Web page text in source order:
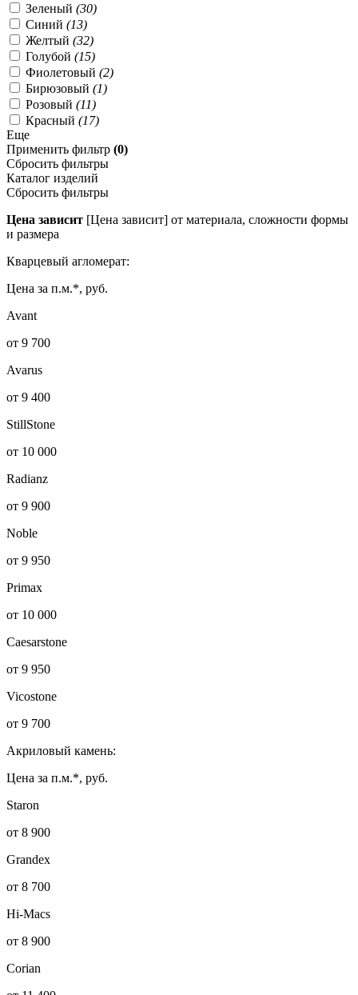
Зеленый (30)
Синий (13)
Желтый (32)
Голубой (15)
Фиолетовый (2)
Бирюзовый (1)
Розовый (11)
Красный (17)
Еще
Применить фильтр (0)
Сбросить фильтры
Каталог изделий
Сбросить фильтры
Цена зависит [Цена зависит] от материала, сложности формы
и размера
Кварцевый агломерат:
Цена за п.м.*, руб.
Avant
от 9 700
Avarus
от 9 400
StillStone
от 10 000
Radianz
от 9 900
Noble
от 9 950
Primax
от 10 000
Caesarstone
от 9 950
Vicostone
от 9 700
Акриловый камень:
Цена за п.м.*, руб.
Staron
от 8 900
Grandex
от 8 700
Hi-Macs
от 8 900
Corian